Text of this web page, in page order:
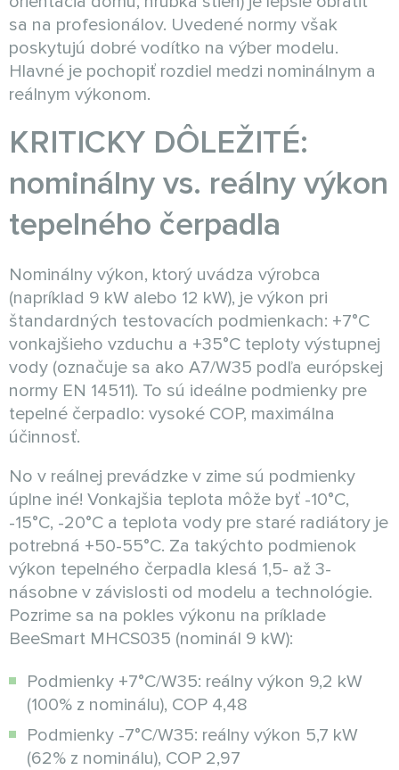
sa na profesionálov. Uvedené normy však
poskytujú dobré vodítko na výber modelu.
Hlavné je pochopiť rozdiel medzi nominálnym a
reálnym výkonom.
KRITICKY DÔLEŽITÉ:
nominálny vs. reálny výkon
tepelného čerpadla
Nominálny výkon, ktorý uvádza výrobca
(napríklad 9 kW alebo 12 kW), je výkon pri
štandardných testovacích podmienkach: +7°C
vonkajšieho vzduchu a +35°C teploty výstupnej
vody (označuje sa ako A7/W35 podľa európskej
normy EN 14511). To sú ideálne podmienky pre
tepelné čerpadlo: vysoké COP, maximálna
účinnosť.
No v reálnej prevádzke v zime sú podmienky
úplne iné! Vonkajšia teplota môže byť -10°C,
-15°C, -20°C a teplota vody pre staré radiátory je
potrebná +50-55°C. Za takýchto podmienok
výkon tepelného čerpadla klesá 1,5- až 3-
násobne v závislosti od modelu a technológie.
Pozrime sa na pokles výkonu na príklade
BeeSmart MHCS035 (nominál 9 kW):
Podmienky +7°C/W35: reálny výkon 9,2 kW
(100% z nominálu), COP 4,48
Podmienky -7°C/W35: reálny výkon 5,7 kW
(62% z nominálu), COP 2,97